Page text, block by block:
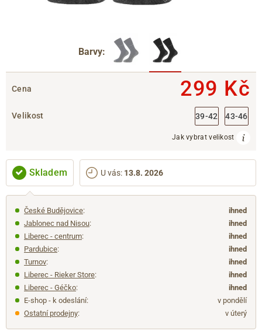
Barvy:
Cena 299 Kč
Velikost 39-42 43-46
Jak vybrat velikost
Skladem U vás: 13.8. 2026
České Budějovice:
ihned
Jablonec nad Nisou:
ihned
Liberec - centrum:
ihned
Pardubice:
ihned
Turnov:
ihned
Liberec - Rieker Store:
ihned
Liberec - Géčko:
ihned
E-shop - k odeslání:
v pondělí
Ostatní prodejny: v úterý